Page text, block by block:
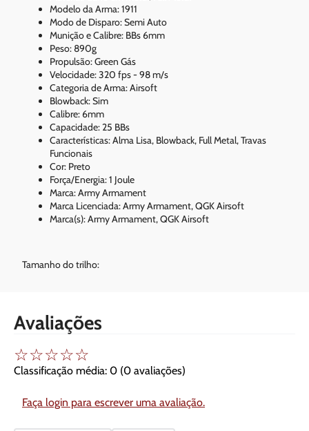
Modelo da Arma: 1911
Modo de Disparo: Semi Auto
Munição e Calibre: BBs 6mm
Peso: 890g
Propulsão: Green Gás
Velocidade: 320 fps - 98 m/s
Categoria de Arma: Airsoft
Blowback: Sim
Calibre: 6mm
Capacidade: 25 BBs
Características: Alma Lisa, Blowback, Full Metal, Travas
Funcionais
Cor: Preto
Força/Energia: 1 Joule
Marca: Army Armament
Marca Licenciada: Army Armament, QGK Airsoft
Marca(s): Army Armament, QGK Airsoft
Tamanho do trilho:
Avaliações
☆☆☆☆☆
Classificação média: 0 (0 avaliações)
Faça login para escrever uma avaliação.